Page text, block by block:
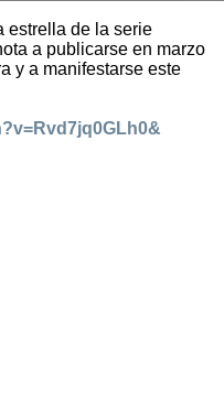
estrella de la serie
a publicarse en marzo
y a manifestarse este